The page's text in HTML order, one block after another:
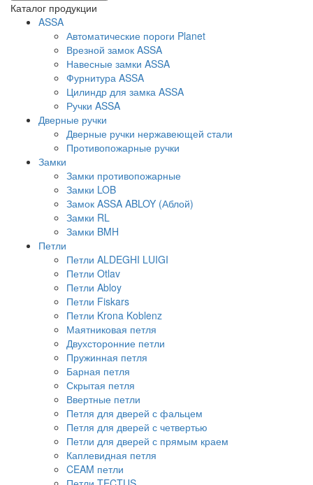
Каталог продукции
ASSA
Автоматические пороги Planet
Врезной замок ASSA
Навесные замки ASSA
Фурнитура ASSA
Цилиндр для замка ASSA
Ручки ASSA
Дверные ручки
Дверные ручки нержавеющей стали
Противопожарные ручки
Замки
Замки противопожарные
Замки LOB
Замок ASSA ABLOY (Аблой)
Замки RL
Замки BMH
Петли
Петли ALDEGHI LUIGI
Петли Otlav
Петли Abloy
Петли Fiskars
Петли Krona Koblenz
Маятниковая петля
Двухсторонние петли
Пружинная петля
Барная петля
Скрытая петля
Ввертные петли
Петля для дверей с фальцем
Петля для дверей с четвертью
Петли для дверей с прямым краем
Каплевидная петля
CEAM петли